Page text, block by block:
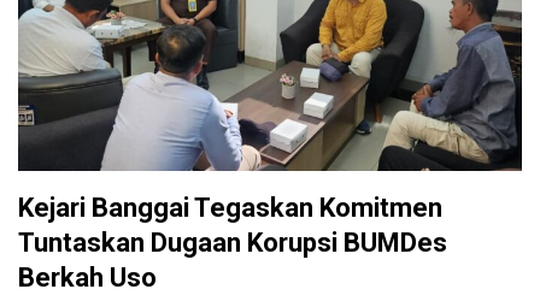
Kejari Banggai Tegaskan Komitmen
Tuntaskan Dugaan Korupsi BUMDes
Berkah Uso